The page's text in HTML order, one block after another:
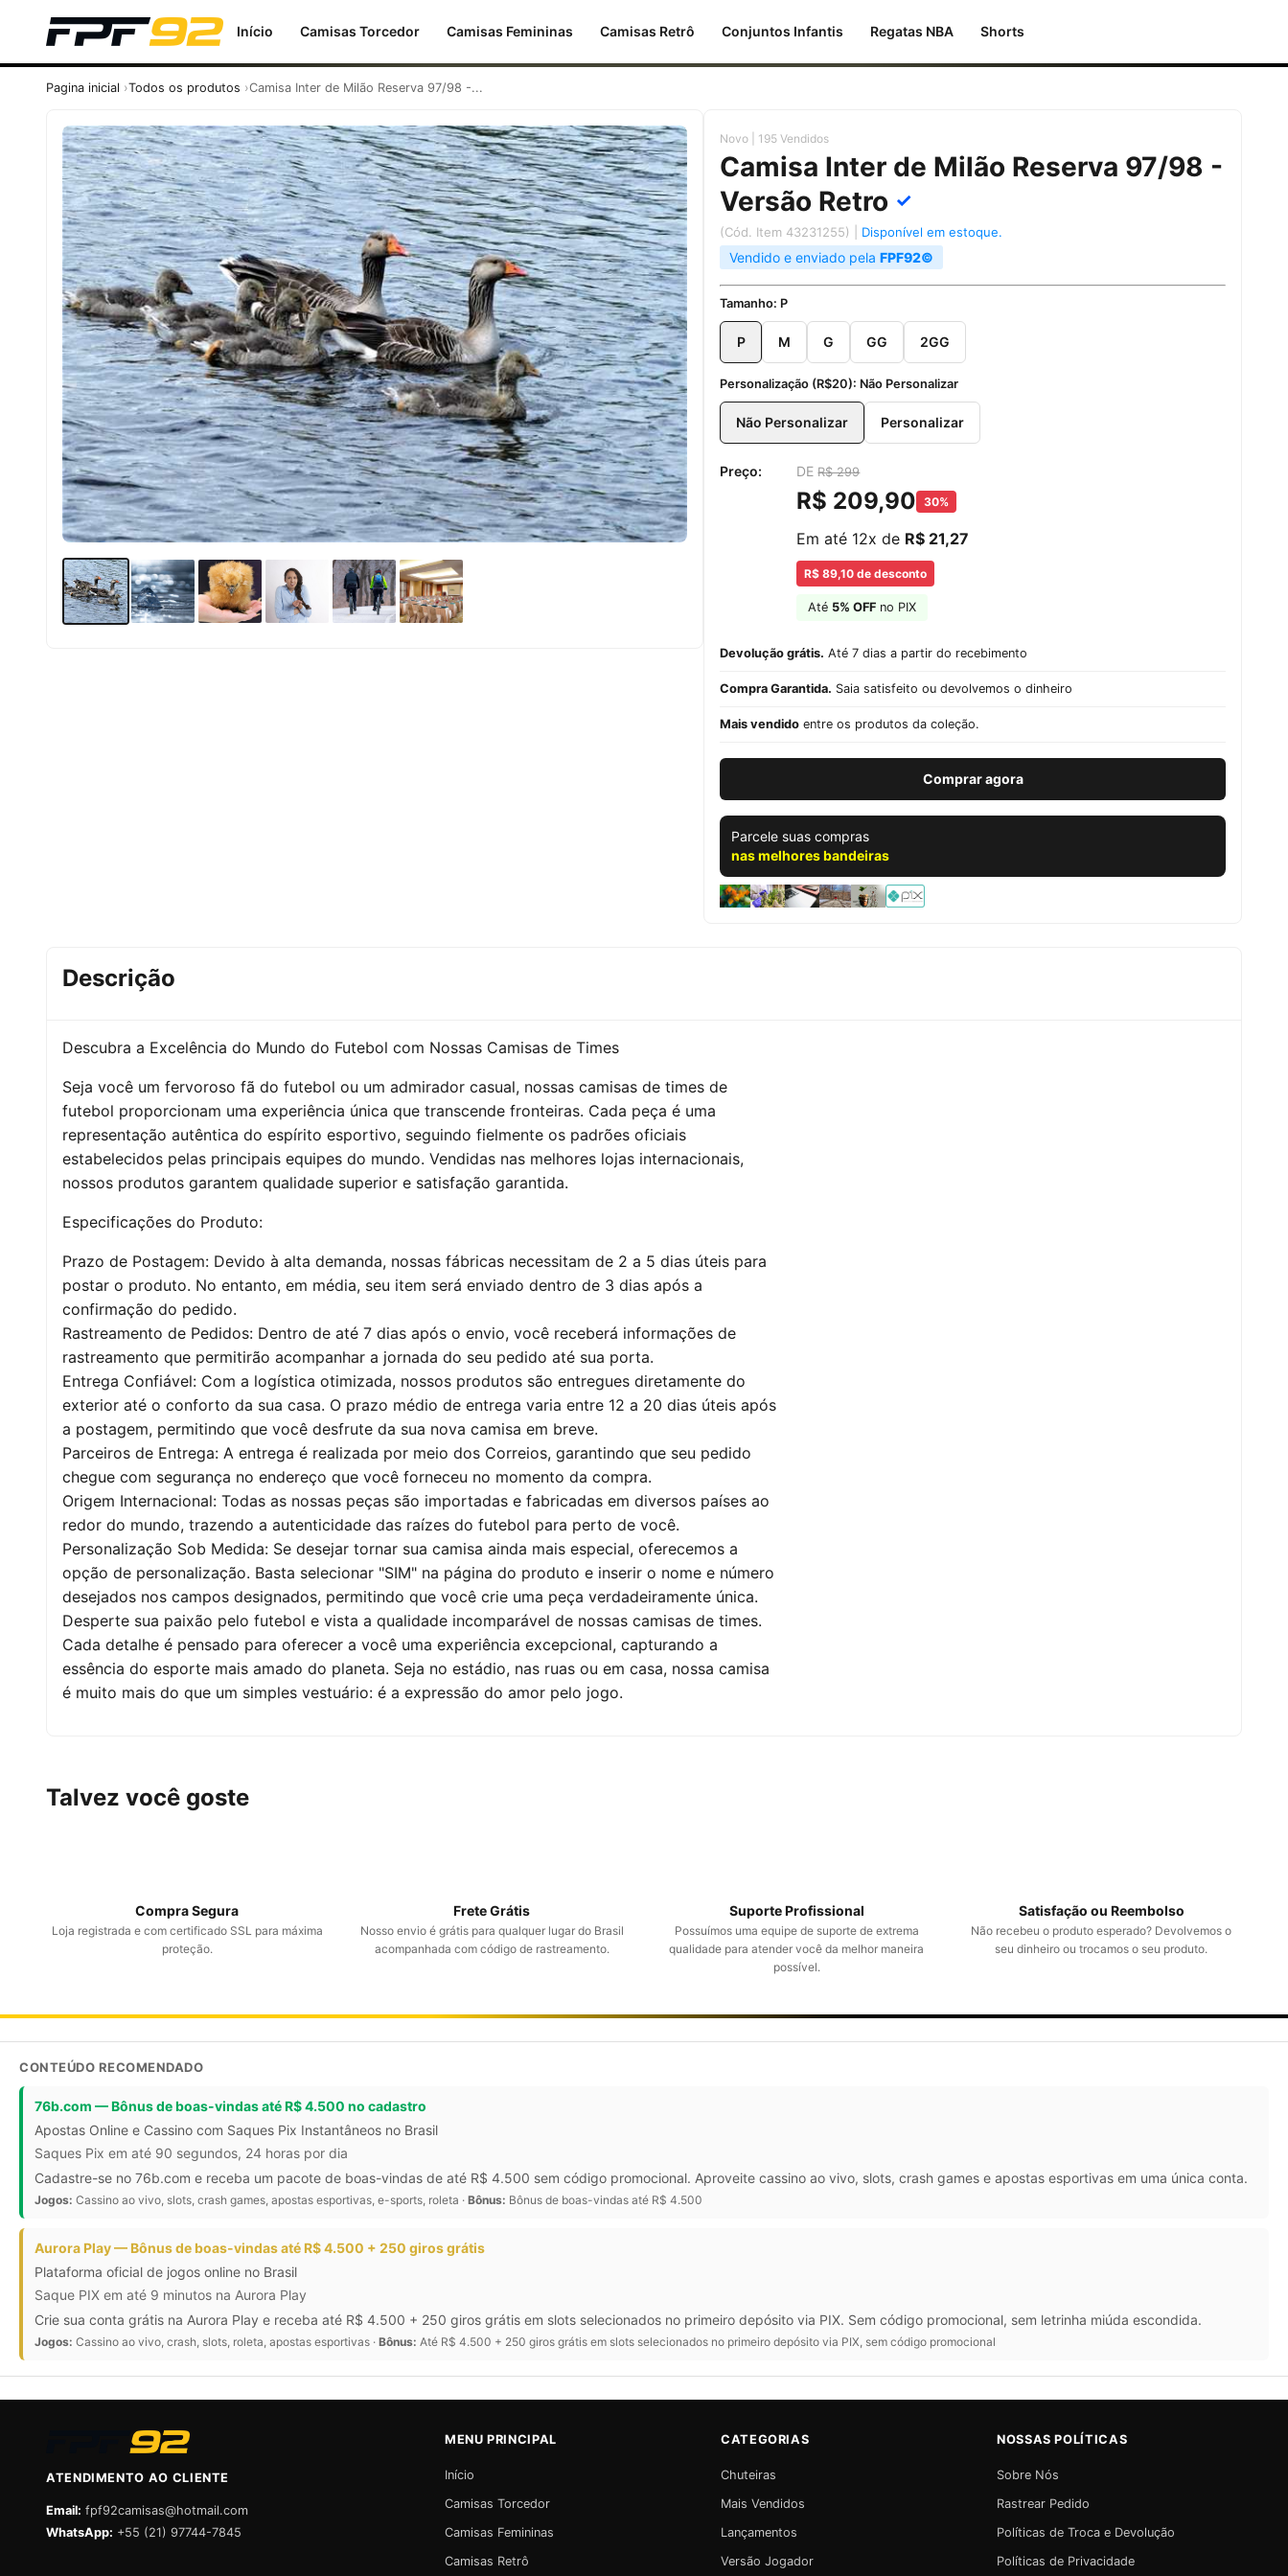
Início Camisas Torcedor Camisas Femininas Camisas Retrô Conjuntos Infantis Regatas NBA Shorts
Pagina inicial Todos os produtos Camisa Inter de Milão Reserva 97/98 -...
Novo | 195 Vendidos
Camisa Inter de Milão Reserva 97/98 -
Versão Retro ✓
(Cód. Item 43231255) Disponível em estoque.
Vendido e enviado pelaFPF92©
Tamanho: P
P M G GG 2GG
Personalização (R$20): Não Personalizar
Não Personalizar Personalizar
Preço: DER$ 299
R$ 209,90 30%
Em até 12x de R$ 21,27
R$ 89,10 de desconto
Até 5% OFF no PIX
Devolução grátis. Até 7 dias a partir do recebimento
Compra Garantida. Saia satisfeito ou devolvemos o dinheiro
Mais vendido entre os produtos da coleção.
Comprar agora
Parcele suas compras
nas melhores bandeiras
Descrição
Descubra a Excelência do Mundo do Futebol com Nossas Camisas de Times
Seja você um fervoroso fã do futebol ou um admirador casual, nossas camisas de times de
futebol proporcionam uma experiência única que transcende fronteiras. Cada peça é uma
representação autêntica do espírito esportivo, seguindo fielmente os padrões oficiais
estabelecidos pelas principais equipes do mundo. Vendidas nas melhores lojas internacionais,
nossos produtos garantem qualidade superior e satisfação garantida.
Especificações do Produto:
Prazo de Postagem: Devido à alta demanda, nossas fábricas necessitam de 2 a 5 dias úteis para
postar o produto. No entanto, em média, seu item será enviado dentro de 3 dias após a
confirmação do pedido.
Rastreamento de Pedidos: Dentro de até 7 dias após o envio, você receberá informações de
rastreamento que permitirão acompanhar a jornada do seu pedido até sua porta.
Entrega Confiável: Com a logística otimizada, nossos produtos são entregues diretamente do
exterior até o conforto da sua casa. O prazo médio de entrega varia entre 12 a 20 dias úteis após
a postagem, permitindo que você desfrute da sua nova camisa em breve.
Parceiros de Entrega: A entrega é realizada por meio dos Correios, garantindo que seu pedido
chegue com segurança no endereço que você forneceu no momento da compra.
Origem Internacional: Todas as nossas peças são importadas e fabricadas em diversos países ao
redor do mundo, trazendo a autenticidade das raízes do futebol para perto de você.
Personalização Sob Medida: Se desejar tornar sua camisa ainda mais especial, oferecemos a
opção de personalização. Basta selecionar "SIM" na página do produto e inserir o nome e número
desejados nos campos designados, permitindo que você crie uma peça verdadeiramente única.
Desperte sua paixão pelo futebol e vista a qualidade incomparável de nossas camisas de times.
Cada detalhe é pensado para oferecer a você uma experiência excepcional, capturando a
essência do esporte mais amado do planeta. Seja no estádio, nas ruas ou em casa, nossa camisa
é muito mais do que um simples vestuário: é a expressão do amor pelo jogo.
Talvez você goste
Compra Segura
Loja registrada e com certificado SSL para máxima
proteção.
Frete Grátis
Nosso envio é grátis para qualquer lugar do Brasil
acompanhada com código de rastreamento.
Suporte Profissional
Possuímos uma equipe de suporte de extrema
qualidade para atender você da melhor maneira
possível.
Satisfação ou Reembolso
Não recebeu o produto esperado? Devolvemos o
seu dinheiro ou trocamos o seu produto.
CONTEÚDO RECOMENDADO
76b.com — Bônus de boas-vindas até R$ 4.500 no cadastro
Apostas Online e Cassino com Saques Pix Instantâneos no Brasil
Saques Pix em até 90 segundos, 24 horas por dia
Cadastre-se no 76b.com e receba um pacote de boas-vindas de até R$ 4.500 sem código promocional. Aproveite cassino ao vivo, slots, crash games e apostas esportivas em uma única conta.
Jogos: Cassino ao vivo, slots, crash games, apostas esportivas, e-sports, roleta · Bônus: Bônus de boas-vindas até R$ 4.500
Aurora Play — Bônus de boas-vindas até R$ 4.500 + 250 giros grátis
Plataforma oficial de jogos online no Brasil
Saque PIX em até 9 minutos na Aurora Play
Crie sua conta grátis na Aurora Play e receba até R$ 4.500 + 250 giros grátis em slots selecionados no primeiro depósito via PIX. Sem código promocional, sem letrinha miúda escondida.
Jogos: Cassino ao vivo, crash, slots, roleta, apostas esportivas · Bônus: Até R$ 4.500 + 250 giros grátis em slots selecionados no primeiro depósito via PIX, sem código promocional
ATENDIMENTO AO CLIENTE
Email: fpf92camisas@hotmail.com
WhatsApp: +55 (21) 97744-7845
MENU PRINCIPAL
Início
Camisas Torcedor
Camisas Femininas
Camisas Retrô
CATEGORIAS
Chuteiras
Mais Vendidos
Lançamentos
Versão Jogador
NOSSAS POLÍTICAS
Sobre Nós
Rastrear Pedido
Políticas de Troca e Devolução
Políticas de Privacidade